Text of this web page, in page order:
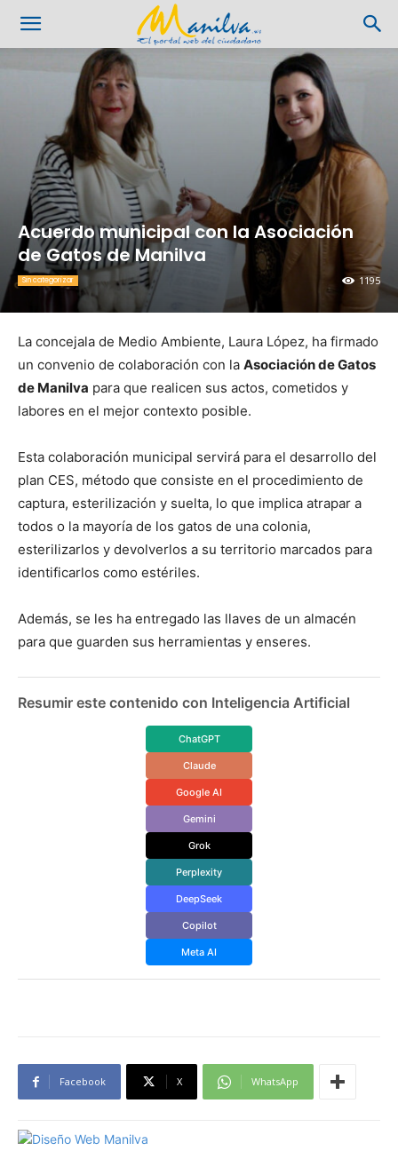
Acuerdo municipal con la Asociación
de Gatos de Manilva
1195
Sin categorizar
La concejala de Medio Ambiente, Laura López, ha firmado
un convenio de colaboración con la Asociación de Gatos
de Manilva para que realicen sus actos, cometidos y
labores en el mejor contexto posible.
Esta colaboración municipal servirá para el desarrollo del
plan CES, método que consiste en el procedimiento de
captura, esterilización y suelta, lo que implica atrapar a
todos o la mayoría de los gatos de una colonia,
esterilizarlos y devolverlos a su territorio marcados para
identificarlos como estériles.
Además, se les ha entregado las llaves de un almacén
para que guarden sus herramientas y enseres.
Resumir este contenido con Inteligencia Artificial
ChatGPT
Claude
Google AI
Gemini
Grok
Perplexity
DeepSeek
Copilot
Meta AI
Facebook X WhatsApp